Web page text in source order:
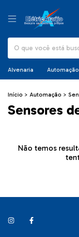
Alvenaria Automação
Início > Automação >
Sensores
Não temos